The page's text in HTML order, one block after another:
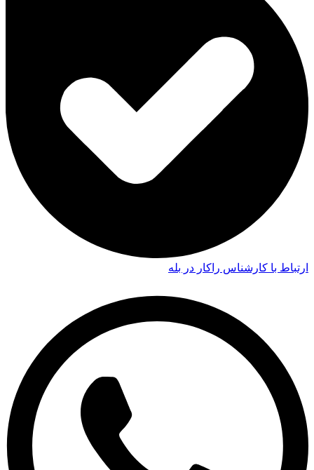
ارتباط با کارشناس راکار در بله